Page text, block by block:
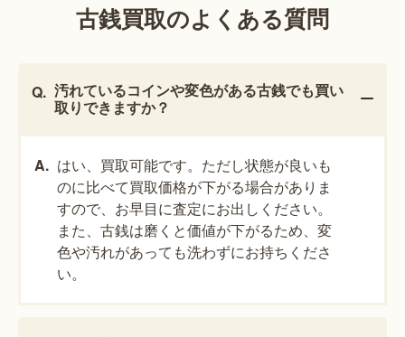
古銭買取のよくある質問
汚れているコインや変色がある古銭でも買い
取りできますか？
はい、買取可能です。ただし状態が良いも
のに比べて買取価格が下がる場合がありま
すので、お早目に査定にお出しください。
また、古銭は磨くと価値が下がるため、変
色や汚れがあっても洗わずにお持ちくださ
い。